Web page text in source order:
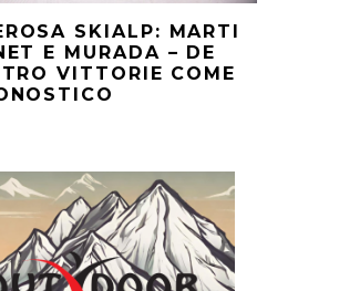
SKIALP: MARTI
E MURADA – DE
VITTORIE COME